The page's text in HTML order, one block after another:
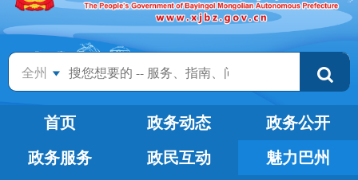
全州
首页 政务动态
政务公开
政务服务
政民互动
魅力巴州